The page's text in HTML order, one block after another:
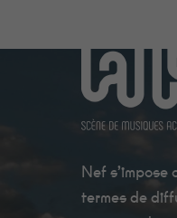
Nef s’impose
termes de